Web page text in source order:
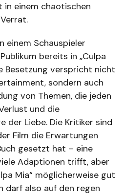
in einem chaotischen
einem Schauspieler
bereits in „Culpa
Besetzung verspricht nicht
sondern auch
von Themen, die jeden
und die
der Liebe. Die Kritiker sind
Film die Erwartungen
gesetzt hat – eine
Adaptionen trifft, aber
Mia“ möglicherweise gut
darf also auf den regen